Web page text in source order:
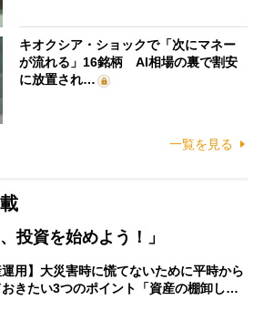
キオクシア・ショックで「次にマネー
が流れる」16銘柄 AI相場の裏で割安
に放置され…
一覧を見る
投資を始めよう！」
運用】大災害時に慌てないために平時から
きたい3つのポイント「資産の棚卸し…